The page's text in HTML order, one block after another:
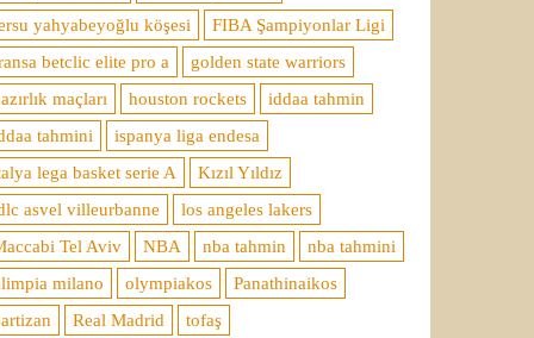
yahyabeyoğlu köşesi
FIBA Şampiyonlar Ligi
betclic elite pro a
golden state warriors
maçları
houston rockets
iddaa tahmin
tahmini
ispanya liga endesa
lega basket serie A
Kızıl Yıldız
asvel villeurbanne
los angeles lakers
Tel Aviv
NBA nba tahmin
nba tahmini
milano
olympiakos
Panathinaikos
Real Madrid tofaş